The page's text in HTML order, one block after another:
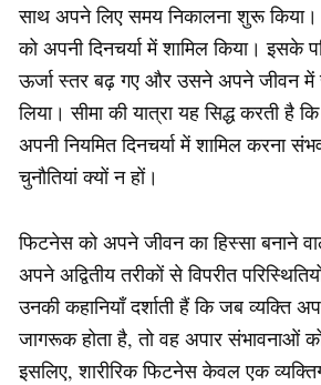
साथ अपने लिए समय निकालना शुरू
को अपनी दिनचर्या में शामिल किया। इसके
ऊर्जा स्तर बढ़ गए और उसने अपने जीवन में
लिया। सीमा की यात्रा यह सिद्ध करती है
अपनी नियमित दिनचर्या में शामिल करना
चुनौतियां क्यों न हों।
फिटनेस को अपने जीवन का हिस्सा बनाने
अपने अद्वितीय तरीकों से विपरीत
उनकी कहानियाँ दर्शाती हैं कि जब व्यक्ति
जागरूक होता है, तो वह अपार संभावनाओं
इसलिए, शारीरिक फिटनेस केवल एक